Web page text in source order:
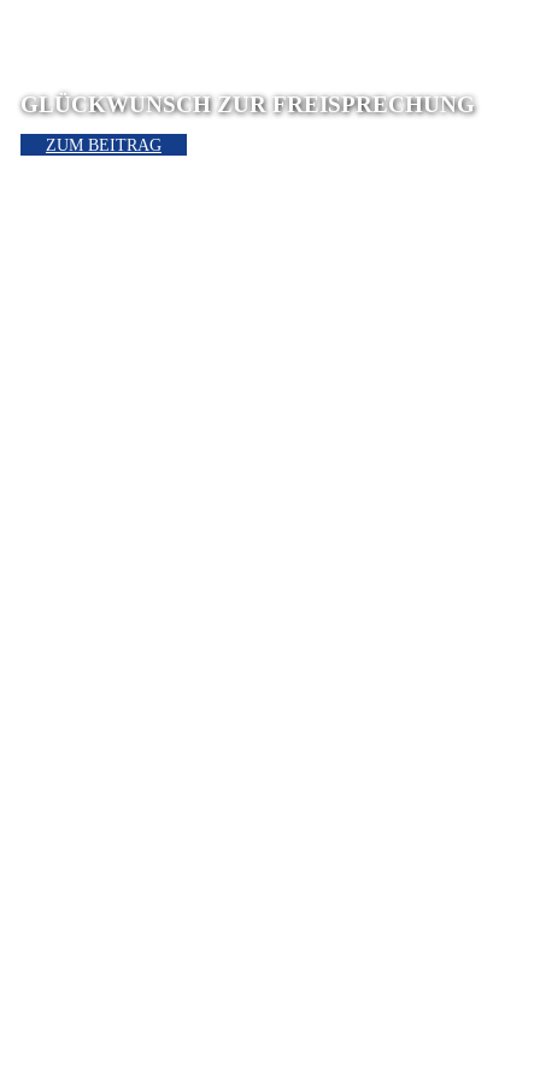
GLÜCKWUNSCH ZUR FREISPRECHUNG
ZUM BEITRAG